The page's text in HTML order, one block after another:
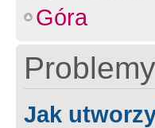
Góra
Jak